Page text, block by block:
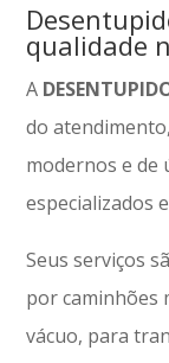
qualidade
A
do
modernos e de
especializados
Seus serviços
por caminhões
vácuo, para